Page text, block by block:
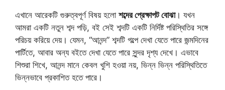
এখানে আরেকটি গুরুত্বপূর্ণ বিষয় হলো শব্দের প্রেক্ষাপট বোঝা। যখন
আমরা একটি নতুন শব্দ পড়ি, বই সেই শব্দটি একটি নির্দিষ্ট পরিস্থিতির সঙ্গে
পরিচয় করিয়ে দেয়। যেমন, “আনন্দ” শব্দটি গল্পে দেখা যেতে পারে জন্মদিনের
পার্টিতে, আবার অন্য বইতে দেখা যেতে পারে সুন্দর দৃশ্য দেখে। এভাবে
শিশুরা শিখে, আনন্দ মানে কেবল খুশি হওয়া নয়, ভিন্ন ভিন্ন পরিস্থিতিতে
ভিন্নভাবে প্রকাশিত হতে পারে।